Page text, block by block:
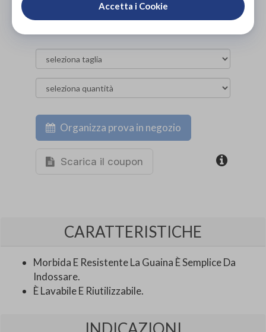
ACQUISTA ONLINE
NON DISPONIBILE
Organizza prova in negozio
Scarica il coupon
CARATTERISTICHE
Morbida E Resistente La Guaina È Semplice Da
Indossare.
È Lavabile E Riutilizzabile.
Accetta i Cookie